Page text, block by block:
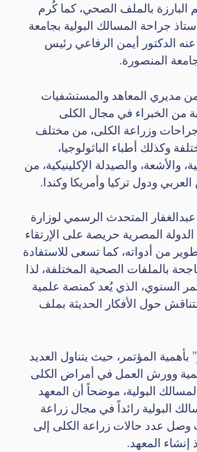
البارزة بالملف الصحي، كما كُرم
جراحة المسالك البولية بجامعة
الدكتور أيمن الرفاعي رئيس
المنصورة.
مديري المعاهد والمستشفيات
من الخبراء في مجال الكلى
وزراعة الكلى، من مختلف
وكذلك أطباء الباثولوجيا،
والأشعة، والصيدلة الإكلينيكية، من
ودول تركيا وأمريكا وكندا.
المتحدث الرسمي لوزارة
المصرية حريصة على الإرتقاء
من أدواته، كما تسعى للاستفادة
بالملفات الصحية المختلفة، لذا
السنوي، الذي يُعد كمنصة علمية
حول الأفكار الحديثة بملف
بأهمية المؤتمر، حيث يتناول العديد
وورش العمل في أمراض الكلى
البولية، موضحاً أن المعهد
البولية رائداً في مجال زراعة
عدد حالات زراعة الكلى إلى